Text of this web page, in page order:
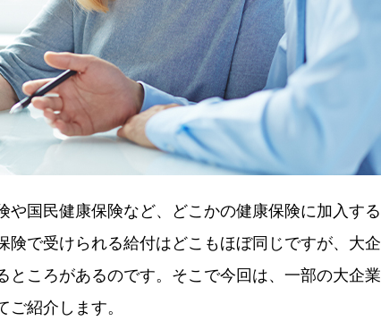
や国民健康保険など、どこかの健康保険に加入する
険で受けられる給付はどこもほぼ同じですが、大企
ところがあるのです。そこで今回は、一部の大企業
紹介します。